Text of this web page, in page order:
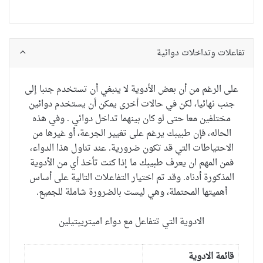
تفاعلات وتداخلات دوائية
على الرغم من أن بعض الأدويةلا ينبغي أن تستخدمجنبا إلى
جنب نهائيا،لكن في حالات أخرى يمكن أن يستخدمدوائين
مختلفينمعاحتى لوكان بينهما تداخل دوائي . وفي هذه
الحاله، فإن طبيبك يرغم على تغييرالجرعة،أوغيرها من
الاحتياطات التيقد تكون ضرورية.عندتناول هذا الدواء،
فمن المهم ان يعرف طبيبكما إذاكنت تأخذ أيمن الأدوية
المذكورةأدناه.وقد تم اختيارالتفاعلات التاليةعلى أساس
أهميتها المحتملة، وهي ليست بالضرورة شاملة للجميع.
الادوية التي تتفاعل مع دواء اميتريبتيلين
قائمة الادوية